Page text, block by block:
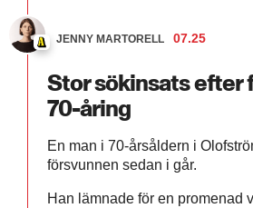
JENNY MARTORELL 07.25
Stor sökinsats efter
70-åring
En man i 70-årsåldern i
försvunnen sedan i går.
Han lämnade för en promenad